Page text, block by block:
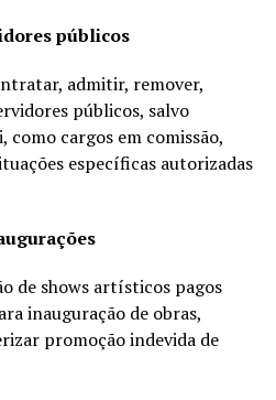
públicos
admitir, remover,
públicos, salvo
como cargos em comissão,
específicas autorizadas
de shows artísticos pagos
inauguração de obras,
promoção indevida de